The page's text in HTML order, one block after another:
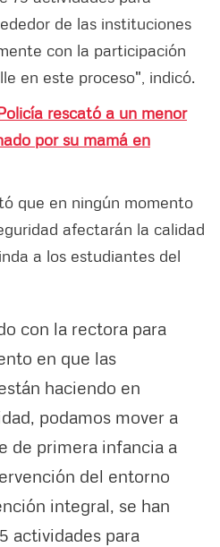
de las instituciones
con la participación
en este proceso", indicó.
rescató a un menor
por su mamá en
que en ningún momento
afectarán la calidad
a los estudiantes del
con la rectora para
en que las
haciendo en
podamos mover a
de primera infancia a
del entorno
integral, se han
actividades para